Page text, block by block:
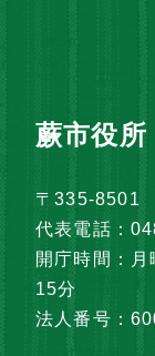
蕨市役所
〒335-8501
代表電話：
開庁時間：
15分
法人番号：